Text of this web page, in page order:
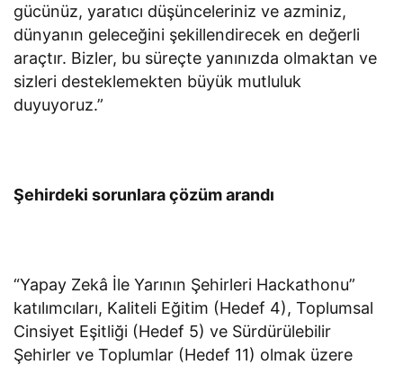
gücünüz, yaratıcı düşünceleriniz ve azminiz,
dünyanın geleceğini şekillendirecek en değerli
araçtır. Bizler, bu süreçte yanınızda olmaktan ve
sizleri desteklemekten büyük mutluluk
duyuyoruz.”
Şehirdeki sorunlara çözüm arandı
“Yapay Zekâ İle Yarının Şehirleri Hackathonu”
katılımcıları, Kaliteli Eğitim (Hedef 4), Toplumsal
Cinsiyet Eşitliği (Hedef 5) ve Sürdürülebilir
Şehirler ve Toplumlar (Hedef 11) olmak üzere